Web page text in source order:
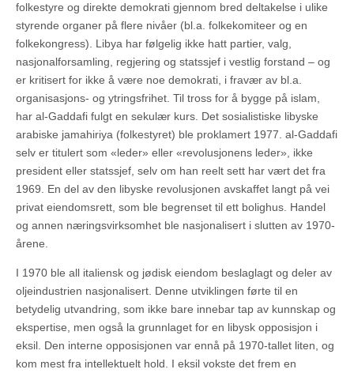
folkestyre og direkte demokrati gjennom bred deltakelse i ulike
styrende organer på flere nivåer (bl.a. folkekomiteer og en
folkekongress). Libya har følgelig ikke hatt partier, valg,
nasjonalforsamling, regjering og statssjef i vestlig forstand – og
er kritisert for ikke å være noe demokrati, i fravær av bl.a.
organisasjons- og ytringsfrihet. Til tross for å bygge på islam,
har al-Gaddafi fulgt en sekulær kurs. Det sosialistiske libyske
arabiske jamahiriya (folkestyret) ble proklamert 1977. al-Gaddafi
selv er titulert som «leder» eller «revolusjonens leder», ikke
president eller statssjef, selv om han reelt sett har vært det fra
1969. En del av den libyske revolusjonen avskaffet langt på vei
privat eiendomsrett, som ble begrenset til ett bolighus. Handel
og annen næringsvirksomhet ble nasjonalisert i slutten av 1970-
årene.
I 1970 ble all italiensk og jødisk eiendom beslaglagt og deler av
oljeindustrien nasjonalisert. Denne utviklingen førte til en
betydelig utvandring, som ikke bare innebar tap av kunnskap og
ekspertise, men også la grunnlaget for en libysk opposisjon i
eksil. Den interne opposisjonen var ennå på 1970-tallet liten, og
kom mest fra intellektuelt hold. I eksil vokste det frem en